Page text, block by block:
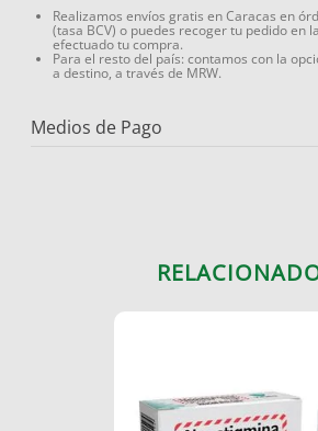
Realizamos envíos gratis en Caracas en
(tasa BCV) o puedes recoger tu pedido en
efectuado tu compra.
Para el resto del país: contamos con la
a destino, a través de MRW.
Medios de Pago